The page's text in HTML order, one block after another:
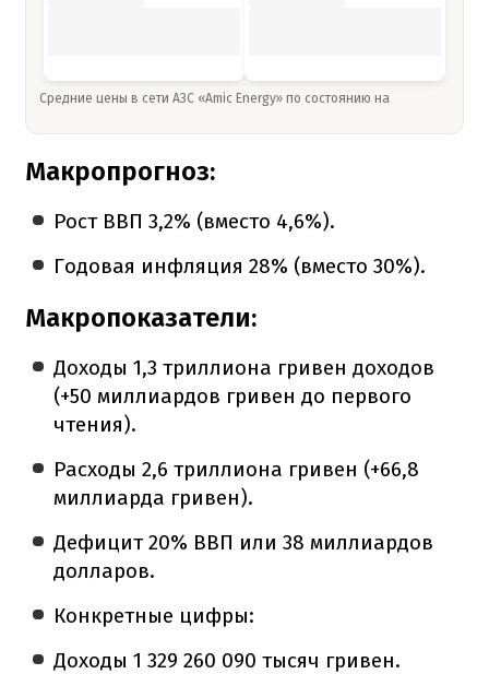
Средние цены в сети АЗС «Amic Energy» по состоянию на
Макропрогноз:
Рост ВВП 3,2% (вместо 4,6%).
Годовая инфляция 28% (вместо 30%).
Макропоказатели:
Доходы 1,3 триллиона гривен доходов
(+50 миллиардов гривен до первого
чтения).
Расходы 2,6 триллиона гривен (+66,8
миллиарда гривен).
Дефицит 20% ВВП или 38 миллиардов
долларов.
Конкретные цифры:
Доходы 1 329 260 090 тысяч гривен.